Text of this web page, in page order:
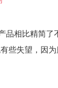
品相比精简
些失望，因